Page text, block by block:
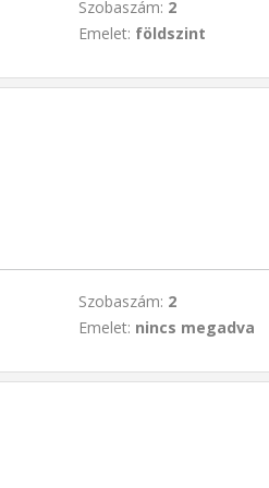
Szobaszám: 2
Emelet: földszint
Szobaszám: 2
Emelet: nincs megadva